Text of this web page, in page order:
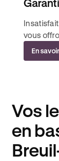
vous
En
Vos
en